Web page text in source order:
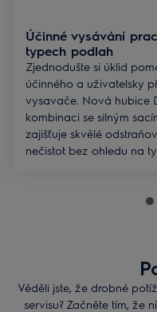
Účinné vysávání
typech podlah
Zjednodušte si úklid
účinného a uživatelsky
vysavače. Nová hubice
kombinaci se silným
zajišťuje skvělé
nečistot bez ohledu na
Věděli jste, že drobné
servisu? Začněte tím, že